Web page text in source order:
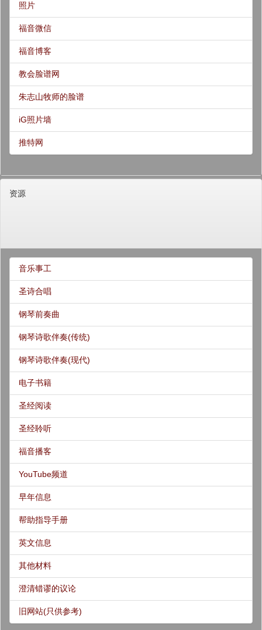
照片
福音微信
福音博客
教会脸谱网
朱志山牧师的脸谱
iG照片墙
推特网
资源
音乐事工
圣诗合唱
钢琴前奏曲
钢琴诗歌伴奏(传统)
钢琴诗歌伴奏(现代)
电子书籍
圣经阅读
圣经聆听
福音播客
YouTube频道
早年信息
帮助指导手册
英文信息
其他材料
澄清错谬的议论
旧网站(只供参考)